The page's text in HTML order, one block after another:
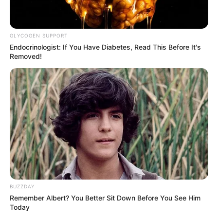
Twitter: –
Instagram:
TikTok: –
YouTube: –
Fakta Menarik
Ia dibesarkan di Sokcho, Provinsi Gangwon.
Ia pernah muncul sebagai model sampul majalah perguruan
tinggi “College Tomorrow
840″ pada tahun 2017.
Ternyata ia sudah mengantongi Surat Izin Mengemudi, yang
kita tahu sulit didapatkan oleh warga Korea.
GLYCOGEN SUPPORT
Endocrinologist: If You Have Diabetes, Read This Before It's
Removed!
BUZZDAY
Remember Albert? You Better Sit Down Before You See Him
Today